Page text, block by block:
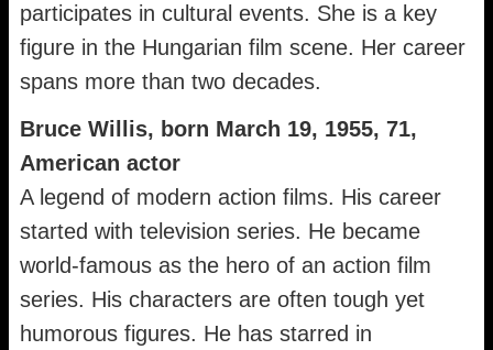
participates in cultural events. She is a key
figure in the Hungarian film scene. Her career
spans more than two decades.
Bruce Willis, born March 19, 1955, 71,
American actor
A legend of modern action films. His career
started with television series. He became
world-famous as the hero of an action film
series. His characters are often tough yet
humorous figures. He has starred in